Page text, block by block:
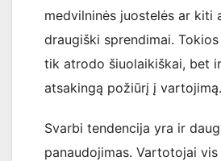
medvilninės juostelės ar kiti
draugiški sprendimai.
tik atrodo šiuolaikiškai, bet
atsakingą požiūrį į vartojimą.
Svarbi tendencija yra ir
panaudojimas. Vartotojai